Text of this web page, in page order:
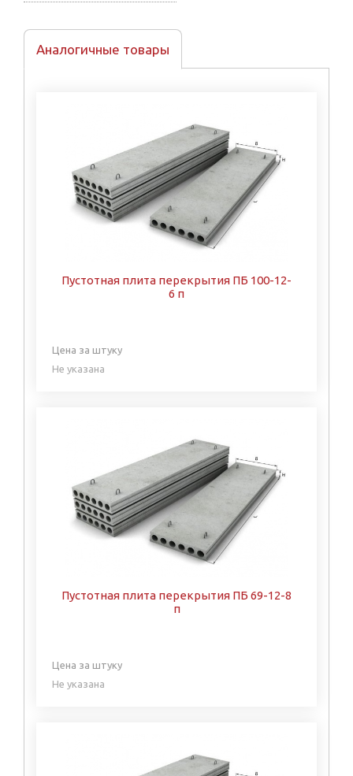
Аналогичные товары
Пустотная плита перекрытия ПБ 100-12-
6 п
Цена за штуку
Не указана
Пустотная плита перекрытия ПБ 69-12-8
п
Цена за штуку
Не указана